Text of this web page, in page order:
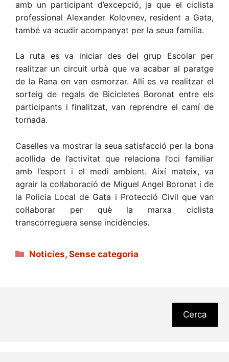
amb un participant d’excepció, ja que el ciclista
professional Alexander Kolovnev, resident a Gata,
també va acudir acompanyat per la seua família.
La ruta es va iniciar des del grup Escolar per
realitzar un circuit urbà que va acabar al paratge
de la Rana on van esmorzar. Allí es va realitzar el
sorteig de regals de Bicicletes Boronat entre els
participants i finalitzat, van reprendre el camí de
tornada.
Caselles va mostrar la seua satisfacció per la bona
acollida de l’activitat que relaciona l’oci familiar
amb l’esport i el medi ambient. Així mateix, va
agrair la col·laboració de Miguel Angel Boronat i de
la Policia Local de Gata i Protecció Civil que van
col·laborar per què la marxa ciclista
transcorreguera sense incidències.
Categories
Noticies,Sense categoria
Cerca